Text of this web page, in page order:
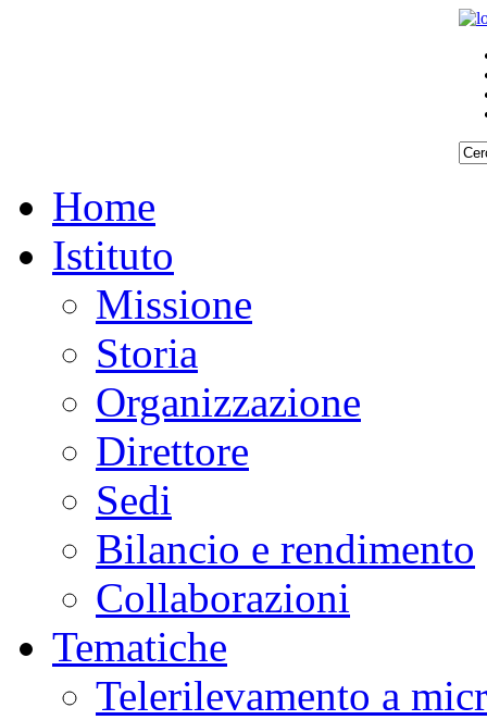
Home
Istituto
Missione
Storia
Organizzazione
Direttore
Sedi
Bilancio e rendimento
Collaborazioni
Tematiche
Telerilevamento a